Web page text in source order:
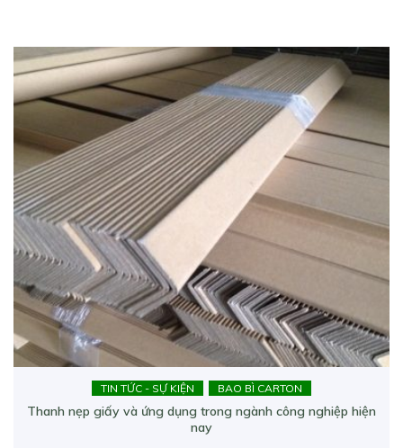
TIN TỨC - SỰ KIỆN BAO BÌ CARTON
Thanh nẹp giấy và ứng dụng trong ngành công nghiệp hiện
nay